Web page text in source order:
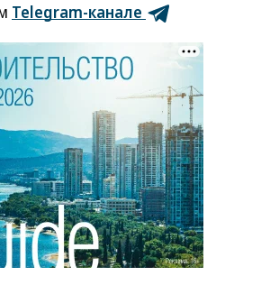
Telegram-канале